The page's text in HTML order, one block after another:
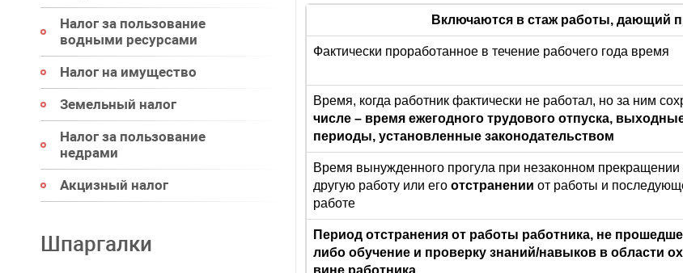
Налог за пользование
водными ресурсами
Налог на имущество
Земельный налог
Налог за пользование
недрами
Акцизный налог
Шпаргалки
Включаются в стаж работы, дающий
Фактически проработанное в течение рабочего года время
Время, когда работник фактически не работал, но за ним
числе – время ежегодного трудового отпуска,
периоды, установленные законодательством
Время вынужденного прогула при незаконном прекращении
другую работу или его отстранении от работы и
работе
Период отстранения от работы работника, не
либо обучение и проверку знаний/навыков в области
вине работника